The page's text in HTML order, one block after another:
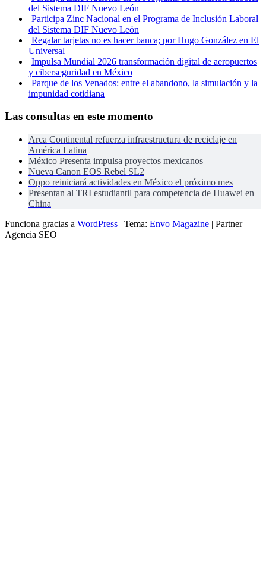
del Sistema DIF Nuevo León
Participa Zinc Nacional en el Programa de Inclusión Laboral
del Sistema DIF Nuevo León
Regalar tarjetas no es hacer banca; por Hugo González en El
Universal
Impulsa Mundial 2026 transformación digital de aeropuertos
y ciberseguridad en México
Parque de los Venados: entre el abandono, la simulación y la
impunidad cotidiana
Las consultas en este momento
Arca Continental refuerza infraestructura de reciclaje en
América Latina
México Presenta impulsa proyectos mexicanos
Nueva Canon EOS Rebel SL2
Oppo reiniciará actividades en México el próximo mes
Presentan al TRI estudiantil para competencia de Huawei en
China
Funciona gracias a WordPress | Tema: Envo Magazine | Partner
Agencia SEO